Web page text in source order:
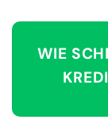
WIE